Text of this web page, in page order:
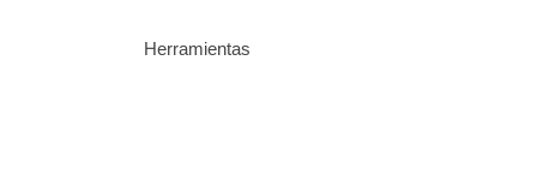
Herramientas